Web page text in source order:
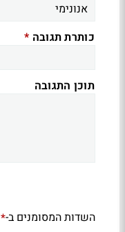
כותרת תגובה *
תוכן התגובה
השדות המסומנים ב-*